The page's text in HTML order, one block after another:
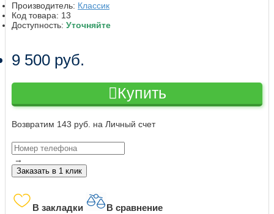
Производитель: Классик
Код товара: 13
Доступность: Уточняйте
9 500 руб.
Купить
Возвратим 143 руб. на Личный счет
→
Заказать в 1 клик
В закладки В сравнение